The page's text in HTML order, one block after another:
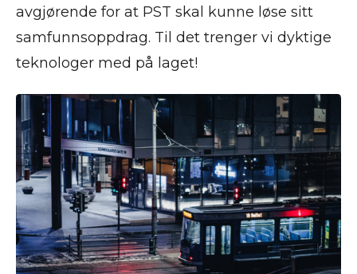
avgjørende for at PST skal kunne løse sitt
samfunnsoppdrag. Til det trenger vi dyktige
teknologer med på laget!